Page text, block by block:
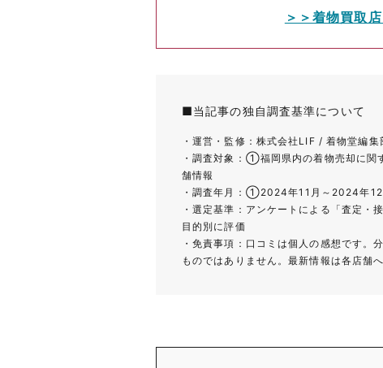
＞＞着物買取
■当記事の独自調査基準について
・運営・監修：株式会社LIF / 着物堂編集
・調査対象：①福岡県内の着物売却に
舗情報
・調査年月：①2024年11月～2024年
・選定基準：アンケートによる「査定・
目的別に評価
・免責事項：口コミは個人の感想です。
ものではありません。最新情報は各店舗